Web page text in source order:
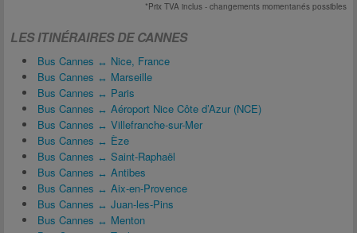
*Prix TVA inclus - changements momentanés possibles
LES ITINÉRAIRES DE CANNES
Bus Cannes ↔ Nice, France
Bus Cannes ↔ Marseille
Bus Cannes ↔ Paris
Bus Cannes ↔ Aéroport Nice Côte d’Azur (NCE)
Bus Cannes ↔ Villefranche-sur-Mer
Bus Cannes ↔ Èze
Bus Cannes ↔ Saint-Raphaël
Bus Cannes ↔ Antibes
Bus Cannes ↔ Aix-en-Provence
Bus Cannes ↔ Juan-les-Pins
Bus Cannes ↔ Menton